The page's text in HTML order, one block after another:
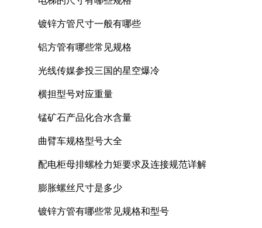
镀锌方管尺寸一般有哪些
铝方管有哪些常见规格
光线传媒参投三国的星空爆冷
横担型号对应重量
锰矿石产品化合水含量
曲臂车规格型号大全
配电柜母排螺栓力矩要求及连接规范详解
膨胀螺丝尺寸是多少
镀锌方管有哪些常见规格和型号